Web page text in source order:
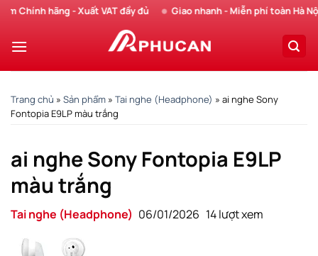
Chuyển
nội
hãng - Xuất VAT đầy đủ Giao nhanh - Miễn phí toàn Hà Nội
Trang chủ » Sản phẩm » Tai nghe (Headphone) » ai nghe Sony
Fontopia E9LP màu trắng
ai nghe Sony Fontopia E9LP
màu trắng
Tai nghe (Headphone) 06/01/2026 14 lượt xem